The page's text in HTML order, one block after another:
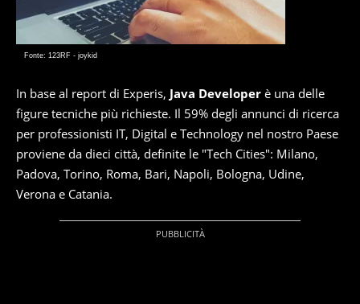
Fonte: 123RF - joykid
In base al report di Experis, Java Developer è una delle
figure tecniche più richieste. Il 59% degli annunci di ricerca
per professionisti IT, Digital e Technology nel nostro Paese
proviene da dieci città, definite le "Tech Cities": Milano,
Padova, Torino, Roma, Bari, Napoli, Bologna, Udine,
Verona e Catania.